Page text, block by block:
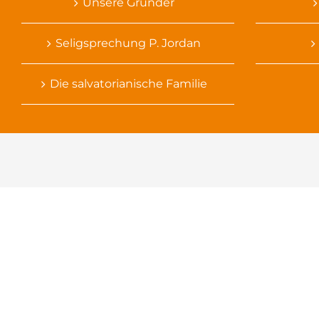
Seligsprechung P. Jordan
Die salvatorianische Familie